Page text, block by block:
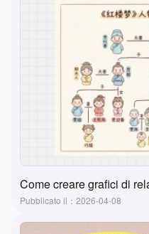
Pubblicato il：2026-04-08